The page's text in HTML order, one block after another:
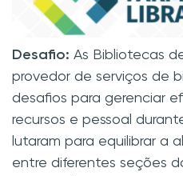
Desafio: As Bibliotecas
provedor de serviços de
desafios para gerenciar
recursos e pessoal
lutaram para equilibrar a
entre diferentes seções